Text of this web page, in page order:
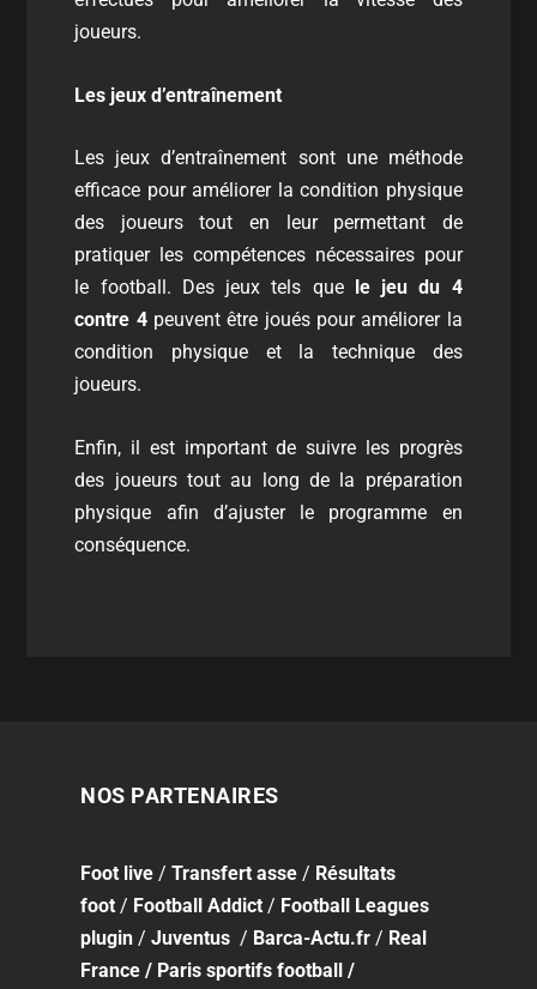
joueurs.
Les jeux d’entraînement
Les jeux d’entraînement sont une méthode
efficace pour améliorer la condition physique
des joueurs tout en leur permettant de
pratiquer les compétences nécessaires pour
le football. Des jeux tels que
le jeu du 4
contre 4peuvent être joués pour améliorer la
condition physique et la technique des
joueurs.
Enfin, il est important de suivre les progrès
des joueurs tout au long de la préparation
physique afin d’ajuster le programme en
conséquence.
NOS PARTENAIRES
Foot live /Transfert asse / Résultats
foot / Football Addict / Football Leagues
plugin /Juventus / Barca-Actu.fr / Real
France / Paris sportifs football /